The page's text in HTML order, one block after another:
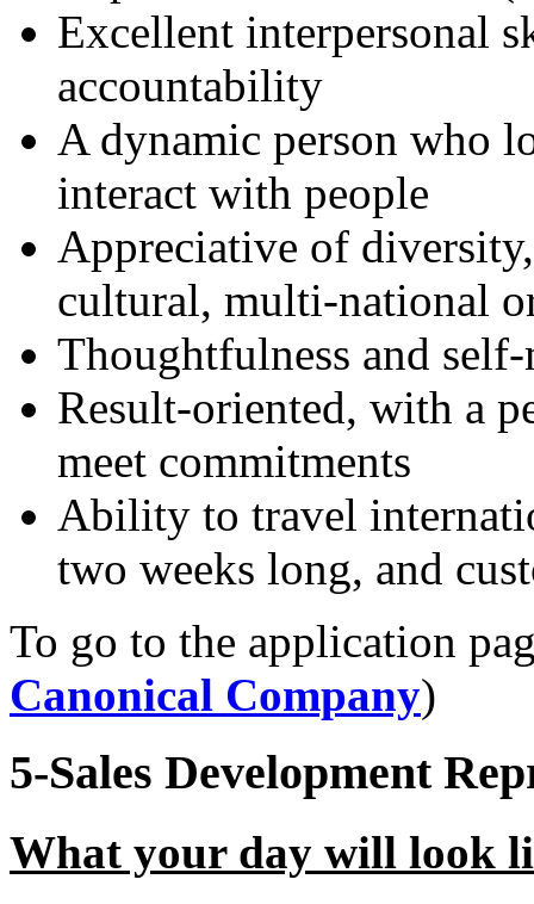
Excellent interpersonal
accountability
A dynamic person who
interact with people
Appreciative of
cultural, multi-national
Thoughtfulness and
Result-oriented, with a
meet commitments
Ability to travel
two weeks long, and
To go to the application
Canonical Company)
5-Sales Development
What your day will look